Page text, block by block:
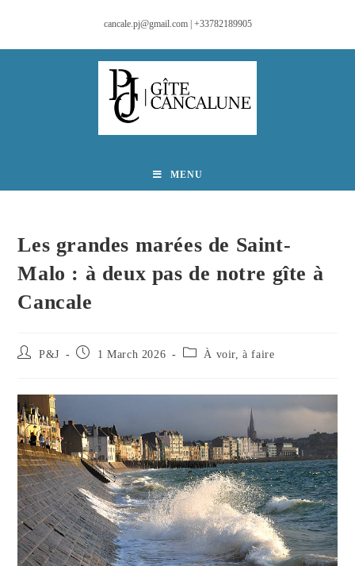
cancale.pj@gmail.com | +33782189905
MENU
Les grandes marées de Saint-
Malo : à deux pas de notre gîte à
Cancale
P&J 1 March 2026 À voir, à faire